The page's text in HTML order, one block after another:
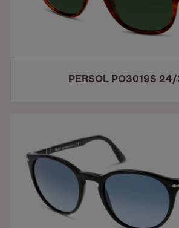
PERSOL PO3019S